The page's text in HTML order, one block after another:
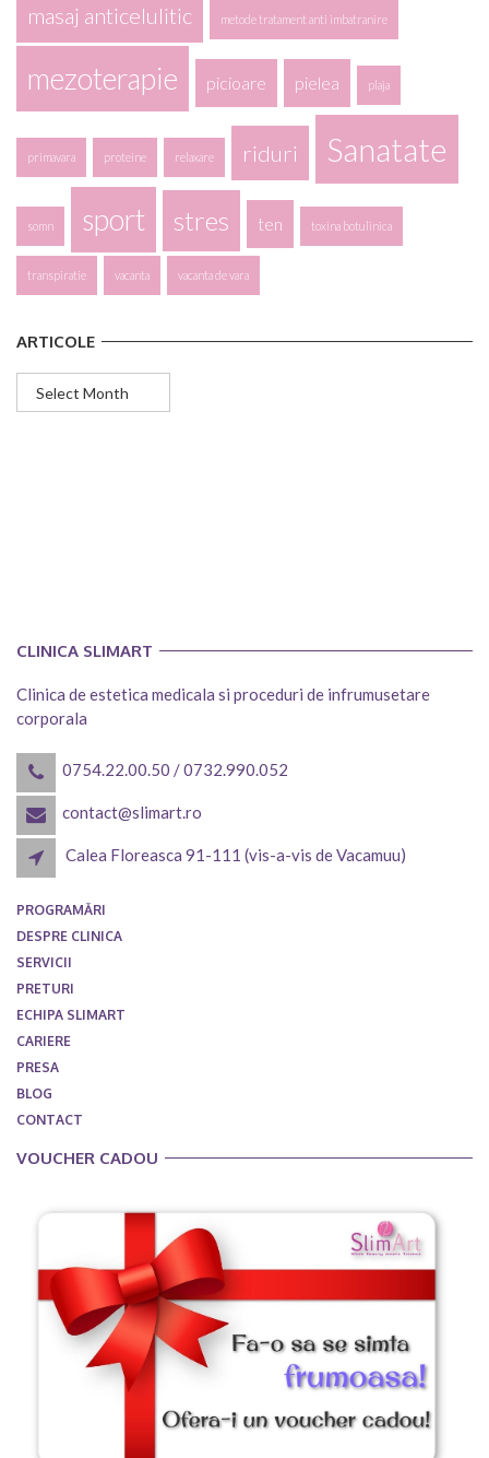
masaj anticelulitic metode tratament anti imbatranire
mezoterapie picioare pielea plaja
primavara proteine relaxare riduri Sanatate
somn sport stres ten toxina botulinica
transpiratie vacanta vacanta de vara
ARTICOLE
CLINICA SLIMART
Clinica de estetica medicala si proceduri de infrumusetare
corporala
0754.22.00.50 /0732.990.052
contact@slimart.ro
Calea Floreasca 91-111 (vis-a-vis de Vacamuu)
PROGRAMĂRI
DESPRE CLINICA
SERVICII
PRETURI
ECHIPA SLIMART
CARIERE
PRESA
BLOG
CONTACT
VOUCHER CADOU